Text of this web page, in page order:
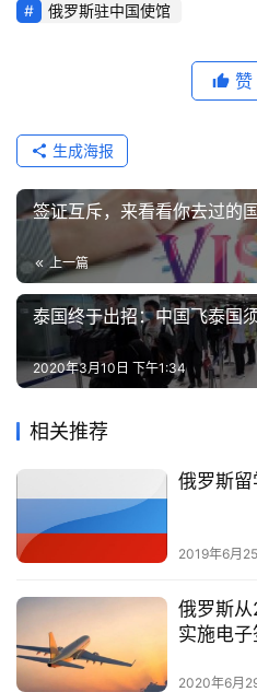
俄罗斯驻中国使馆
赞
生成海报
签证互斥，来看看你去过的
上一篇
泰国终于出招：中国飞泰国
2020年3月10日 下午1:34
相关推荐
俄罗斯
2019年6月
俄罗斯
实施电
2020年6月